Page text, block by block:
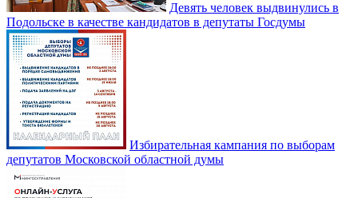
Девять человек выдвинулись в
Подольске в качестве кандидатов в депутаты Госдумы
Избирательная кампания по выборам
депутатов Московской областной думы